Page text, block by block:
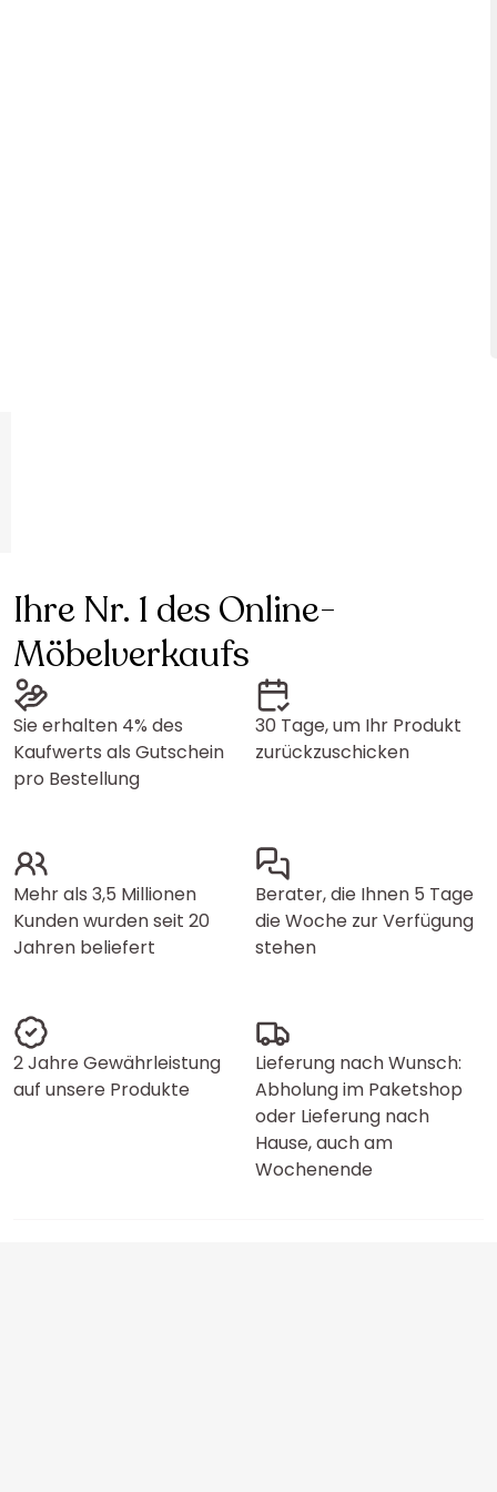
Ihre Nr. 1 des Online-
Möbelverkaufs
Sie erhalten 4% des
Kaufwerts als Gutschein
pro Bestellung
30 Tage, um Ihr Produkt
zurückzuschicken
Mehr als 3,5 Millionen
Kunden wurden seit 20
Jahren beliefert
Berater, die Ihnen 5 Tage
die Woche zur Verfügung
stehen
2 Jahre Gewährleistung
auf unsere Produkte
Lieferung nach Wunsch:
Abholung im Paketshop
oder Lieferung nach
Hause, auch am
Wochenende